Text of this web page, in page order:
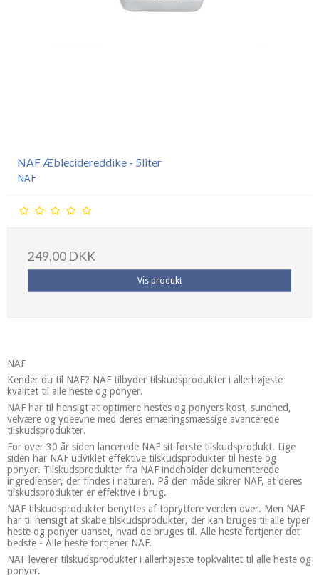
NAF Æblecidereddike - 5liter
NAF
249,00 DKK
Vis produkt
NAF
Kender du til NAF? NAF tilbyder tilskudsprodukter i allerhøjeste
kvalitet til alle heste og ponyer.
NAF har til hensigt at optimere hestes og ponyers kost, sundhed,
velvære og ydeevne med deres ernæringsmæssige avancerede
tilskudsprodukter.
For over 30 år siden lancerede NAF sit første tilskudsprodukt. Lige
siden har NAF udviklet effektive tilskudsprodukter til heste og
ponyer. Tilskudsprodukter fra NAF indeholder dokumenterede
ingredienser, der findes i naturen. På den måde sikrer NAF, at deres
tilskudsprodukter er effektive i brug.
NAF tilskudsprodukter benyttes af topryttere verden over. Men NAF
har til hensigt at skabe tilskudsprodukter, der kan bruges til alle typer
heste og ponyer uanset, hvad de bruges til. Alle heste fortjener det
bedste - Alle heste fortjener NAF.
NAF leverer tilskudsprodukter i allerhøjeste topkvalitet til alle heste og
ponyer.